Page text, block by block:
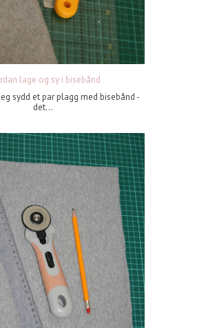
lage og sy i bisebånd
sydd et par plagg med bisebånd -
det...